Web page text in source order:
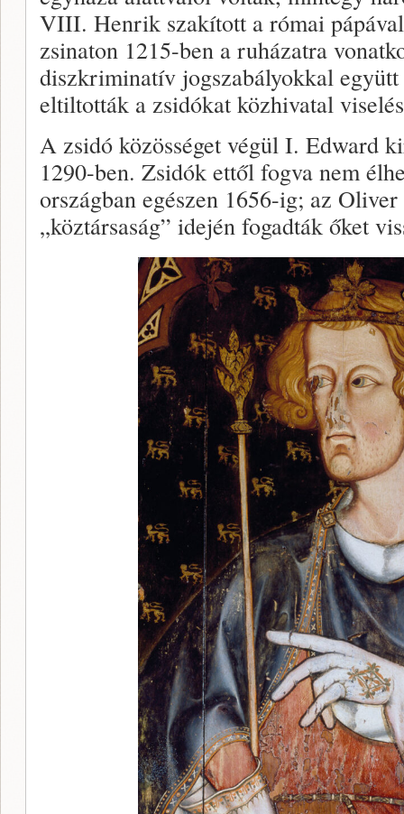
VIII. Henrik szakított a római
zsinaton 1215-ben a ruházatra
diszkriminatív jogszabályokkal
eltiltották a zsidókat közhivatal
A zsidó közösséget végül I. Edward
1290-ben. Zsidók ettől fogva nem
országban egészen 1656-ig; az
„köztársaság” idején fogadták őket